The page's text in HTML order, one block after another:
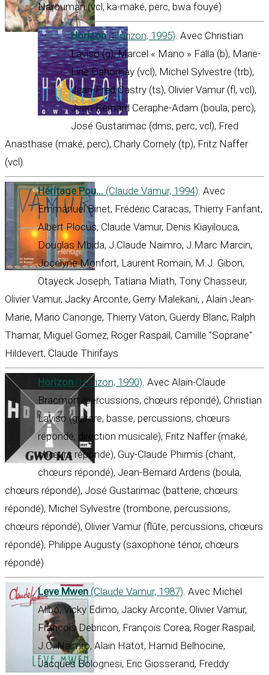
Narouman (vcl, ka-maké, perc, bwa fouyé)
Horizon(Horizon, 1995). Avec Christian
Laviso (g), Marcel « Mano » Falla (b), Marie-
Line Dahomay (vcl), Michel Sylvestre (trb),
Jean-Fred Castry (ts), Olivier Vamur (fl, vcl),
Jean-Bernard Ceraphe-Adam (boula, perc),
José Gustarimac (dms, perc, vcl), Fred
Anasthase (maké, perc), Charly Cornely (tp), Fritz Naffer
(vcl)
Héritage Pou... (Claude Vamur, 1994). Avec
Emmanuel Binet, Frédéric Caracas, Thierry Fanfant,
Albert Plocus, Claude Vamur, Denis Kiayilouca,
Douglas Mbida, J.Claude Naimro, J.Marc Marcin,
Jocelyne Monfort, Laurent Romain, M.J. Gibon,
Otayeck Joseph, Tatiana Miath, Tony Chasseur,
Olivier Vamur, Jacky Arconte, Gerry Malekani, , Alain Jean-
Marie, Mario Canonge, Thierry Vaton, Guerdy Blanc, Ralph
Thamar, Miguel Gomez, Roger Raspail, Camille "Soprane"
Hildevert, Claude Thirifays
Horizon (Horizon, 1990). Avec Alain-Claude
Bracmort (percussions, chœurs répondé), Christian
Laviso (guitare, basse, percussions, chœurs
répondé, direction musicale), Fritz Naffer (maké,
chœurs répondé), Guy-Claude Phirmis (chant,
chœurs répondé), Jean-Bernard Ardens (boula,
chœurs répondé), José Gustarimac (batterie, chœurs
répondé), Michel Sylvestre (trombone, percussions,
chœurs répondé), Olivier Vamur (flûte, percussions, chœurs
répondé), Philippe Augusty (saxophone ténor, chœurs
répondé)
Leve Mwen (Claude Vamur, 1987). Avec Michel
Alibo, Vicky Edimo, Jacky Arconte, Olivier Vamur,
Francois Debricon, François Corea, Roger Raspail,
J.C. Naimro, Alain Hatot, Hamid Belhocine,
Jacques Bolognesi, Eric Giosserand, Freddy